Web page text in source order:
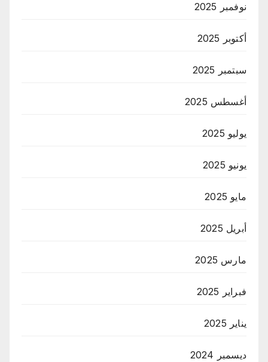
نوفمبر 2025
أكتوبر 2025
سبتمبر 2025
أغسطس 2025
يوليو 2025
يونيو 2025
مايو 2025
أبريل 2025
مارس 2025
فبراير 2025
يناير 2025
ديسمبر 2024